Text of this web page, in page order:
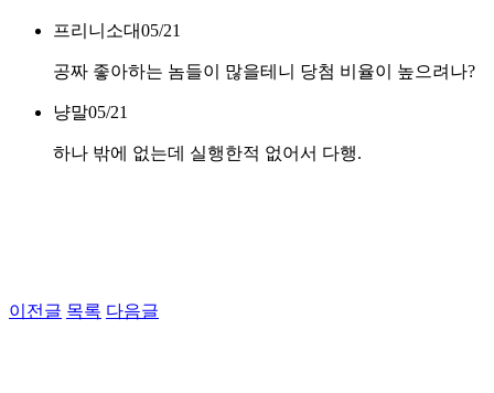
프리니소대05/21
공짜 좋아하는 놈들이 많을테니 당첨 비율이 높으려나?
냥말05/21
하나 밖에 없는데 실행한적 없어서 다행.
이전글 목록 다음글